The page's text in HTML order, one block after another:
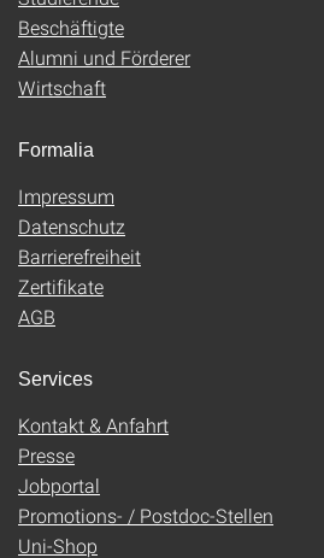
Beschäftigte
Alumni und Förderer
Wirtschaft
Formalia
Impressum
Datenschutz
Barrierefreiheit
Zertifikate
AGB
Services
Kontakt & Anfahrt
Presse
Jobportal
Promotions- / Postdoc-Stellen
Uni-Shop